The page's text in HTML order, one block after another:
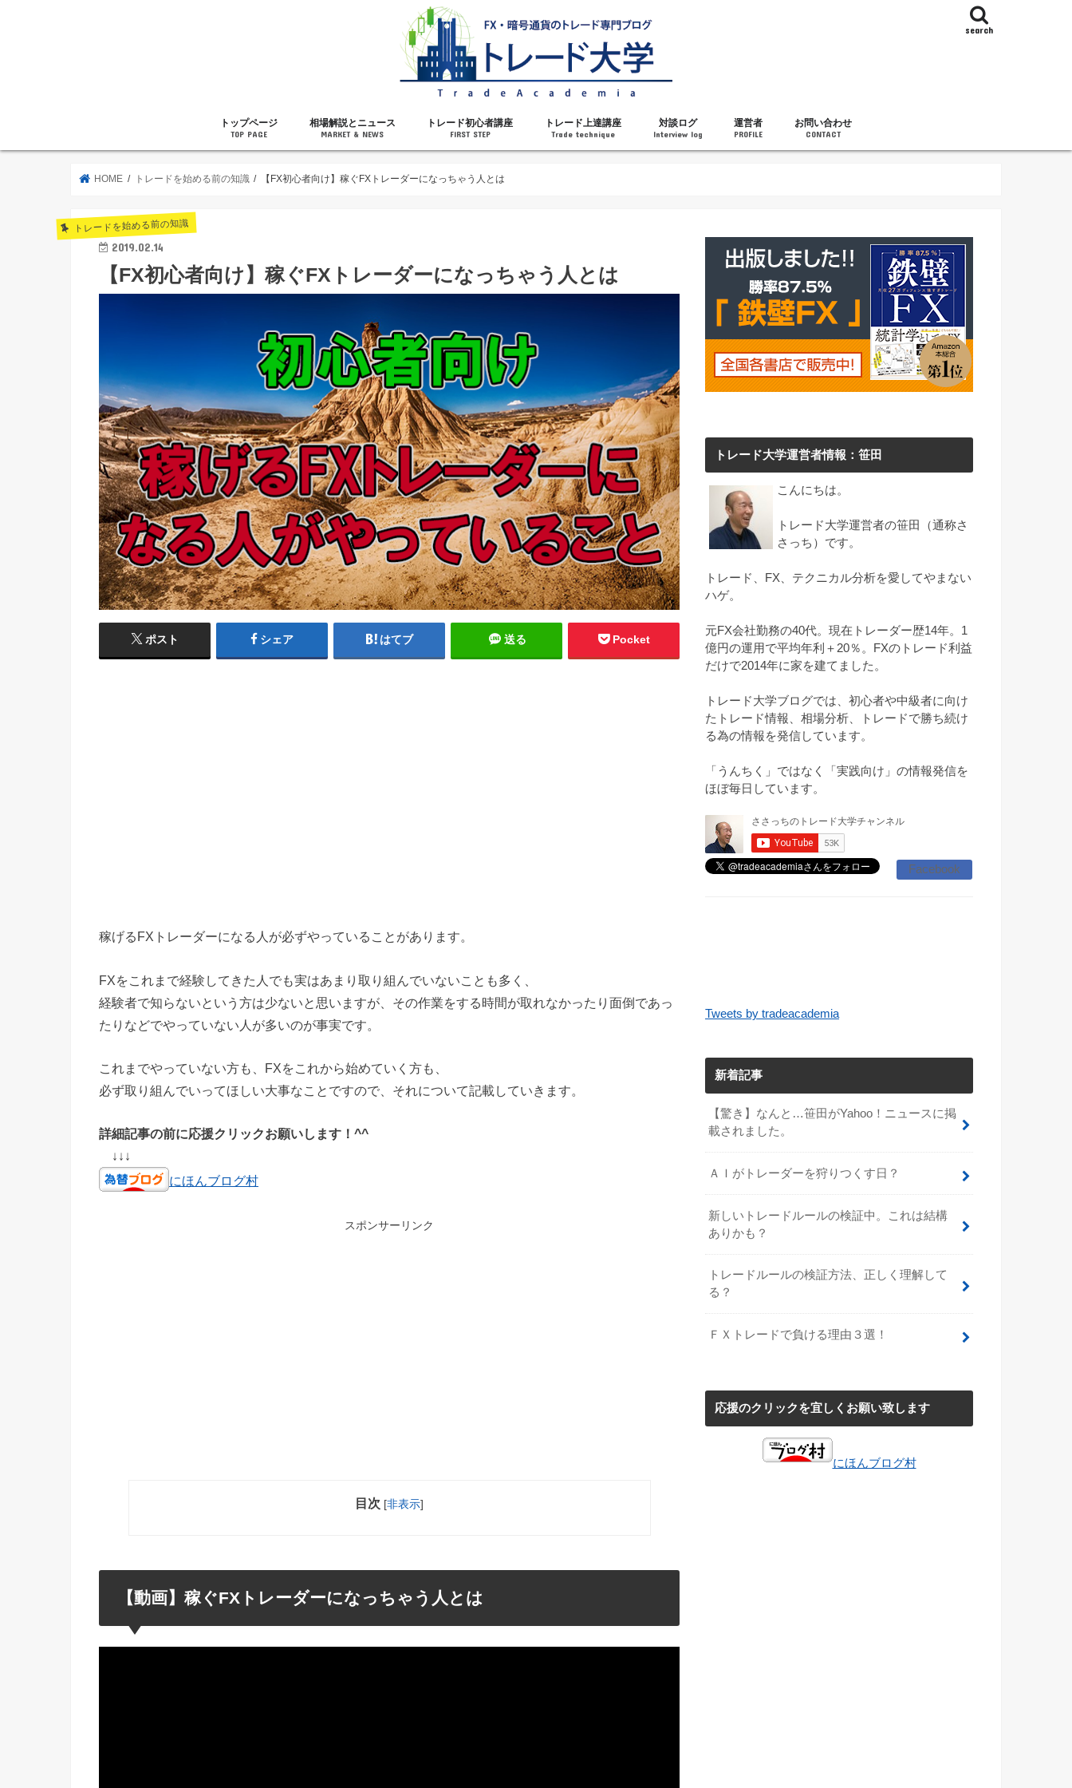
search
トップページ
TOP PAGE
相場解説とニュース
MARKET & NEWS
トレード初心者講座
FIRST STEP
トレード上達講座
Trade technique
対談ログ
Interview log
運営者
PROFILE
お問い合わせ
CONTACT
HOME トレードを始める前の知識 【FX初心者向け】稼ぐFXトレーダーになっちゃう人とは
トレードを始める前の知識
2019.02.14
【FX初心者向け】稼ぐFXトレーダーになっちゃう人とは
ポスト シェア はてブ 送る Pocket
稼げるFXトレーダーになる人が必ずやっていることがあります。
FXをこれまで経験してきた人でも実はあまり取り組んでいないことも多く、
経験者で知らないという方は少ないと思いますが、その作業をする時間が取れなかったり面倒であっ
たりなどでやっていない人が多いのが事実です。
これまでやっていない方も、FXをこれから始めていく方も、
必ず取り組んでいってほしい大事なことですので、それについて記載していきます。
詳細記事の前に応援クリックお願いします！^^
↓↓↓
にほんブログ村
スポンサーリンク
目次 [非表示]
【動画】稼ぐFXトレーダーになっちゃう人とは
トレード大学運営者情報：笹田
こんにちは。
トレード大学運営者の笹田（通称さ
さっち）です。
トレード、FX、テクニカル分析を愛してやまない
ハゲ。
元FX会社勤務の40代。現在トレーダー歴14年。1
億円の運用で平均年利＋20％。FXのトレード利益
だけで2014年に家を建てました。
トレード大学ブログでは、初心者や中級者に向け
たトレード情報、相場分析、トレードで勝ち続け
る為の情報を発信しています。
「うんちく」ではなく「実践向け」の情報発信を
ほぼ毎日しています。
Facebook
Tweets by tradeacademia
新着記事
【驚き】なんと…笹田がYahoo！ニュースに掲
載されました。
ＡＩがトレーダーを狩りつくす日？
新しいトレードルールの検証中。これは結構
ありかも？
トレードルールの検証方法、正しく理解して
る？
ＦＸトレードで負ける理由３選！
応援のクリックを宜しくお願い致します
にほんブログ村